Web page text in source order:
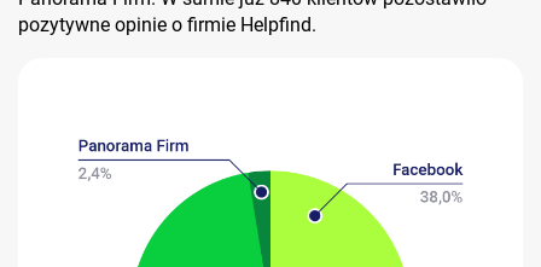
pozytywne opinie o firmie Helpfind.